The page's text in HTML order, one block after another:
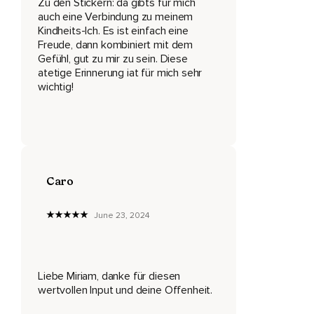
In die man fällt,
So angewandt oder bezogen werden kann und ja,
Mich hatte nämlich eine sehr,
Sehr liebe Hörerin gefragt,
bisschen schwierig,
Auch einfach,
auch eine Verbindung zu meinem
Kindheits-Ich. Es ist einfach eine
Freude, dann kombiniert mit dem
Gefühl, gut zu mir zu sein. Diese
atetige Erinnerung iat für mich sehr
wichtig!
Caro
June 23, 2024
Liebe Miriam, danke für diesen
wertvollen Input und deine Offenheit.